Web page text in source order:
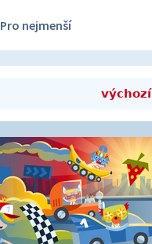
Pro nejmenší
výchozí